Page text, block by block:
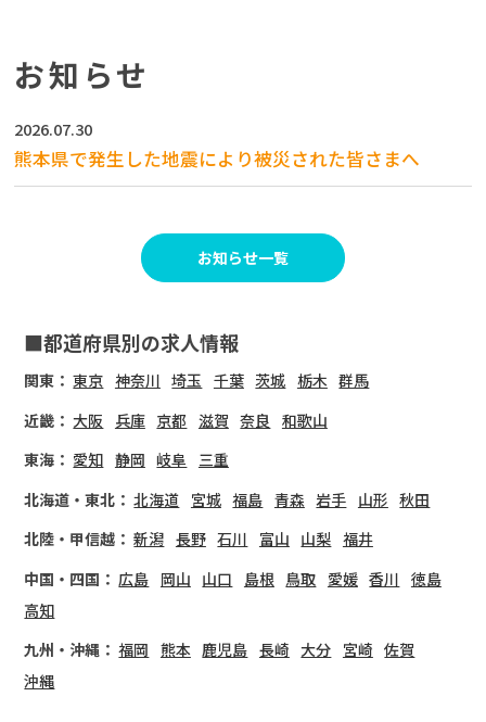
お知らせ
2026.07.30
熊本県で発生した地震により被災された皆さまへ
お知らせ一覧
■都道府県別の求人情報
関東： 東京 神奈川 埼玉 千葉 茨城 栃木 群馬
近畿： 大阪 兵庫 京都 滋賀 奈良 和歌山
東海： 愛知 静岡 岐阜
三重
北海道・東北： 北海道 宮城 福島 青森 岩手 山形 秋田
北陸・甲信越： 新潟 長野 石川 富山 山梨 福井
中国・四国： 広島 岡山 山口 島根 鳥取 愛媛 香川 徳島
高知
九州・沖縄： 福岡 熊本 鹿児島 長崎 大分 宮崎 佐賀
沖縄